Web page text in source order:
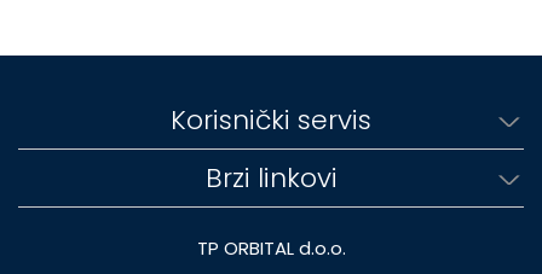
Korisnički servis
Brzi linkovi
TP ORBITAL d.o.o.